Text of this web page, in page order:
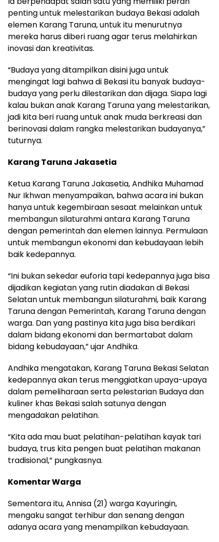
penting untuk melestarikan budaya Bekasi adalah
elemen Karang Taruna, untuk itu menurutnya
mereka harus diberi ruang agar terus melahirkan
inovasi dan kreativitas.
“Budaya yang ditampilkan disini juga untuk
mengingat lagi bahwa di Bekasi itu banyak budaya-
budaya yang perlu dilestarikan dan dijaga. Siapa lagi
kalau bukan anak Karang Taruna yang melestarikan,
jadi kita beri ruang untuk anak muda berkreasi dan
berinovasi dalam rangka melestarikan budayanya,”
tuturnya.
Karang Taruna Jakasetia
Ketua Karang Taruna Jakasetia, Andhika Muhamad
Nur Ikhwan menyampaikan, bahwa acara ini bukan
hanya untuk kegembiraan sesaat melainkan untuk
membangun silaturahmi antara Karang Taruna
dengan pemerintah dan elemen lainnya. Permulaan
untuk membangun ekonomi dan kebudayaan lebih
baik kedepannya.
“Ini bukan sekedar euforia tapi kedepannya juga bisa
dijadikan kegiatan yang rutin diadakan di Bekasi
Selatan untuk membangun silaturahmi, baik Karang
Taruna dengan Pemerintah, Karang Taruna dengan
warga. Dan yang pastinya kita juga bisa berdikari
dalam bidang ekonomi dan bermartabat dalam
bidang kebudayaan,” ujar Andhika.
Andhika mengatakan, Karang Taruna Bekasi Selatan
kedepannya akan terus menggiatkan upaya-upaya
dalam pemeliharaan serta pelestarian Budaya dan
kuliner khas Bekasi salah satunya dengan
mengadakan pelatihan.
“Kita ada mau buat pelatihan-pelatihan kayak tari
budaya, trus kita pengen buat pelatihan makanan
tradisional,” pungkasnya.
Komentar Warga
Sementara itu, Annisa (21) warga Kayuringin,
mengaku sangat terhibur dan senang dengan
adanya acara yang menampilkan kebudayaan.